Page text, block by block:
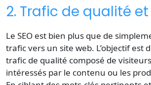
2. Trafic de qualité
Le SEO est bien plus que de
trafic vers un site web. L’objectif est
trafic de qualité composé de
intéressés par le contenu ou les